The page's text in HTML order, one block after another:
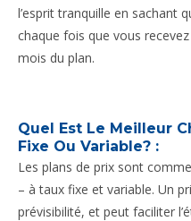
l’esprit tranquille en sachant
chaque fois que vous
mois du plan.
Quel Est Le Meilleur
Fixe Ou Variable? :
Les plans de prix sont
– à taux fixe et variable. Un
prévisibilité, et peut faciliter